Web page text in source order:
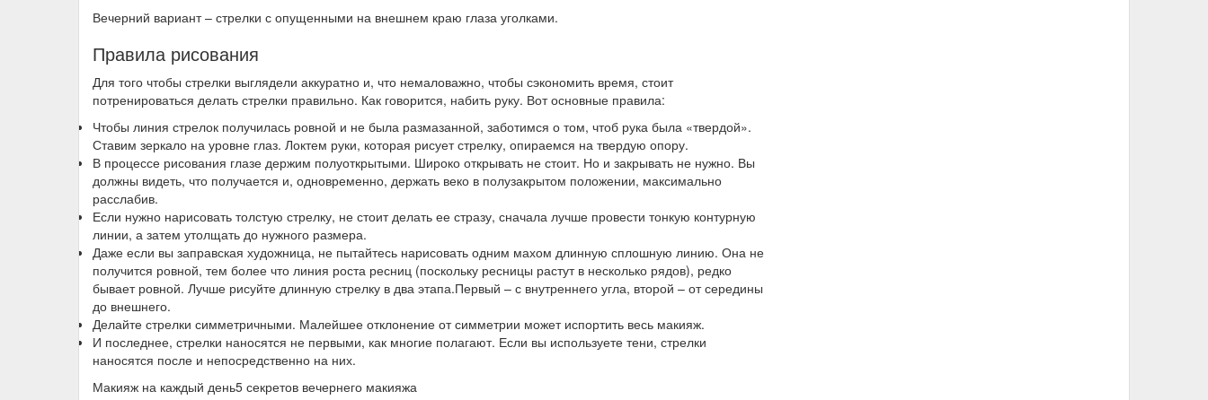
Вечерний вариант – стрелки с опущенными на внешнем краю глаза уголками.
Правила рисования
Для того чтобы стрелки выглядели аккуратно и, что немаловажно, чтобы сэкономить время, стоит
потренироваться делать стрелки правильно. Как говорится, набить руку. Вот основные правила:
Чтобы линия стрелок получилась ровной и не была размазанной, заботимся о том, чтоб рука была «твердой».
Ставим зеркало на уровне глаз. Локтем руки, которая рисует стрелку, опираемся на твердую опору.
В процессе рисования глазе держим полуоткрытыми. Широко открывать не стоит. Но и закрывать не нужно. Вы
должны видеть, что получается и, одновременно, держать веко в полузакрытом положении, максимально
расслабив.
Если нужно нарисовать толстую стрелку, не стоит делать ее стразу, сначала лучше провести тонкую контурную
линии, а затем утолщать до нужного размера.
Даже если вы заправская художница, не пытайтесь нарисовать одним махом длинную сплошную линию. Она не
получится ровной, тем более что линия роста ресниц (поскольку ресницы растут в несколько рядов), редко
бывает ровной. Лучше рисуйте длинную стрелку в два этапа.Первый – с внутреннего угла, второй – от середины
до внешнего.
Делайте стрелки симметричными. Малейшее отклонение от симметрии может испортить весь макияж.
И последнее, стрелки наносятся не первыми, как многие полагают. Если вы используете тени, стрелки
наносятся после и непосредственно на них.
Макияж на каждый день5 секретов вечернего макияжа